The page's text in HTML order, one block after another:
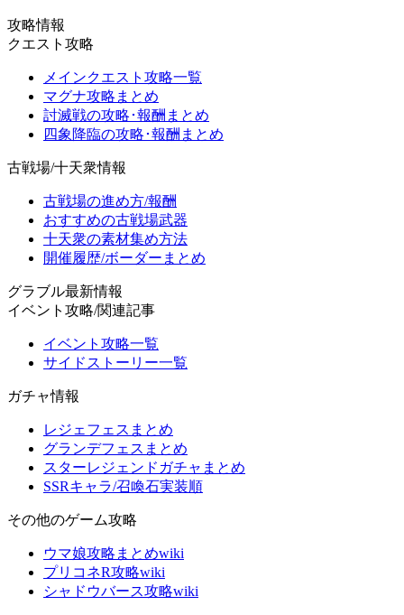
攻略情報
クエスト攻略
メインクエスト攻略一覧
マグナ攻略まとめ
討滅戦の攻略･報酬まとめ
四象降臨の攻略･報酬まとめ
古戦場/十天衆情報
古戦場の進め方/報酬
おすすめの古戦場武器
十天衆の素材集め方法
開催履歴/ボーダーまとめ
グラブル最新情報
イベント攻略/関連記事
イベント攻略一覧
サイドストーリー一覧
ガチャ情報
レジェフェスまとめ
グランデフェスまとめ
スターレジェンドガチャまとめ
SSRキャラ/召喚石実装順
その他のゲーム攻略
ウマ娘攻略まとめwiki
プリコネR攻略wiki
シャドウバース攻略wiki